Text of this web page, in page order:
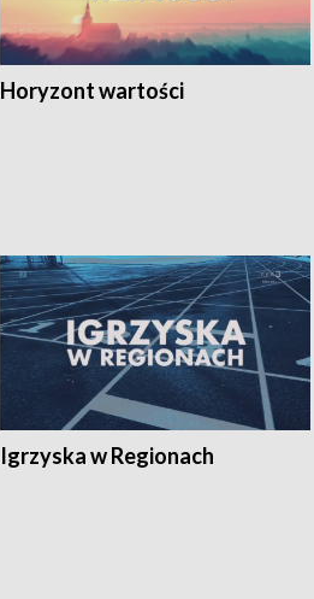
Horyzont wartości
Igrzyska w Regionach